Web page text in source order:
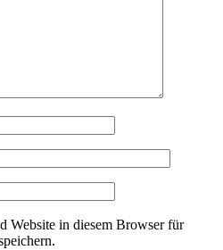
Website in diesem Browser für